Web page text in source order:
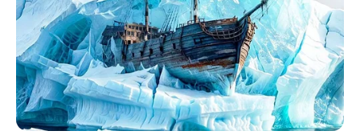
Gráficos e receitas para crochê
Todo mundo que tem alguma certa curiosidade